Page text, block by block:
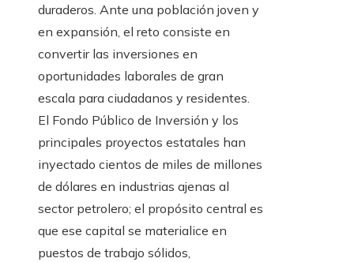
duraderos. Ante una población joven y
en expansión, el reto consiste en
convertir las inversiones en
oportunidades laborales de gran
escala para ciudadanos y residentes.
El Fondo Público de Inversión y los
principales proyectos estatales han
inyectado cientos de miles de millones
de dólares en industrias ajenas al
sector petrolero; el propósito central es
que ese capital se materialice en
puestos de trabajo sólidos,